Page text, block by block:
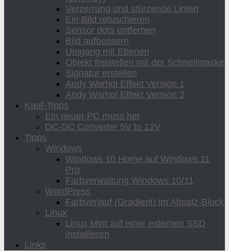
Verzerrung und stürzende Linien
Ein Bild retuschieren
Sensor dots entfernen
Bild aufbessern
Umgang mit Ebenen
Objekt freistellen mit der Schnellmaske
Signatur erstellen
Andy Warhol Effekt Version 1
Andy Warhol Effekt Version 2
Kauf-Tipps
Ein neuer PC muss her
DC-DC Converter 5V to 12V
Tipps
Windows
Windows 10 Home auf Windows 11
Pro
Farbverwaltung Windows 10/11
WordPress
Farbverlauf (Gradient) im Absatz-Block
Linux
Linux Mint auf einer externen SSD
installieren
Links